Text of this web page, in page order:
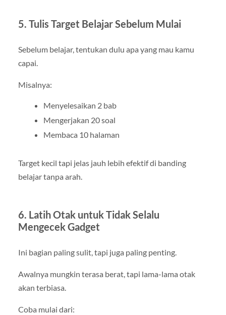
5. Tulis Target Belajar Sebelum Mulai
Sebelum belajar, tentukan dulu apa yang mau kamu
capai.
Misalnya:
Menyelesaikan 2 bab
Mengerjakan 20 soal
Membaca 10 halaman
Target kecil tapi jelas jauh lebih efektif di banding
belajar tanpa arah.
6. Latih Otak untuk Tidak Selalu
Mengecek Gadget
Ini bagian paling sulit, tapi juga paling penting.
Awalnya mungkin terasa berat, tapi lama-lama otak
akan terbiasa.
Coba mulai dari: